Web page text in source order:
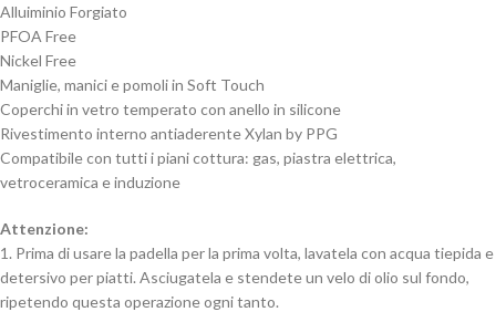
Alluiminio Forgiato
PFOA Free
Nickel Free
Maniglie, manici e pomoli in Soft Touch
Coperchi in vetro temperato con anello in silicone
Rivestimento interno antiaderente Xylan by PPG
Compatibile con tutti i piani cottura: gas, piastra elettrica,
vetroceramica e induzione
Attenzione:
1. Prima di usare la padella per la prima volta, lavatela con acqua tiepida e
detersivo per piatti. Asciugatela e stendete un velo di olio sul fondo,
ripetendo questa operazione ogni tanto.